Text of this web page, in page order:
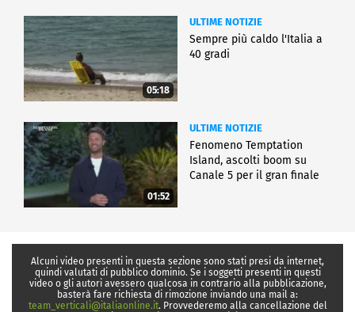
05:18
ULTIME NOTIZIE
Sempre più caldo l'Italia a
40 gradi
01:52
ULTIME NOTIZIE
Fenomeno Temptation
Island, ascolti boom su
Canale 5 per il gran finale
Alcuni video presenti in questa sezione sono stati presi da internet,
quindi valutati di pubblico dominio. Se i soggetti presenti in questi
video o gli autori avessero qualcosa in contrario alla pubblicazione,
basterà fare richiesta di rimozione inviando una mail a:
team_verticali@italiaonline.it. Provvederemo alla cancellazione del